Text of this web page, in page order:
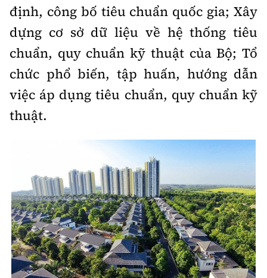
định, công bố tiêu chuẩn quốc gia; Xây
dựng cơ sở dữ liệu về hệ thống tiêu
chuẩn, quy chuẩn kỹ thuật của Bộ; Tổ
chức phổ biến, tập huấn, hướng dẫn
việc áp dụng tiêu chuẩn, quy chuẩn kỹ
thuật.